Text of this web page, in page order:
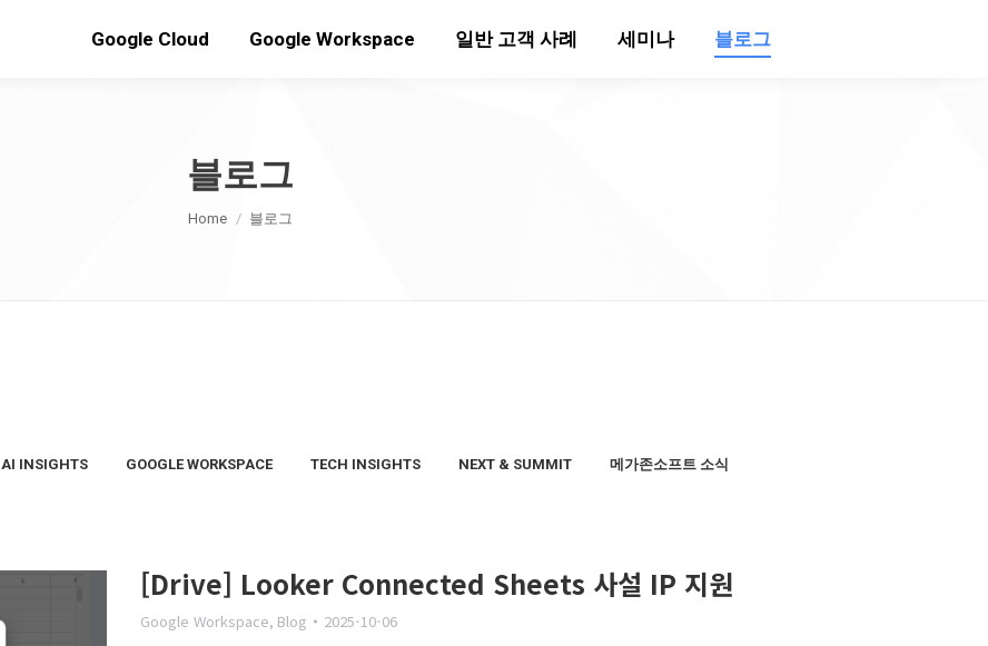
Google Cloud Google Workspace 일반 고객 사례 세미나 블로그
블로그
You are here:
Home 블로그
AI INSIGHTS GOOGLE WORKSPACE TECH INSIGHTS NEXT & SUMMIT 메가존소프트 소식
[Drive] Looker Connected Sheets 사설 IP 지원
Google Workspace, Blog 2025-10-06